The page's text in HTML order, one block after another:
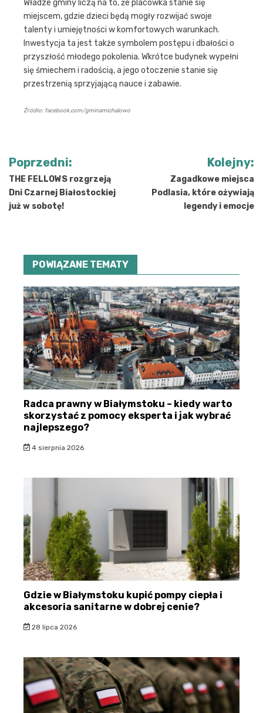
Władze gminy liczą na to, że placówka stanie się
miejscem, gdzie dzieci będą mogły rozwijać swoje
talenty i umiejętności w komfortowych warunkach.
Inwestycja ta jest także symbolem postępu i dbałości o
przyszłość młodego pokolenia. Wkrótce budynek wypełni
się śmiechem i radością, a jego otoczenie stanie się
przestrzenią sprzyjającą nauce i zabawie.
Źródło: facebook.com/gminamichalowo
Nawigacja
wpisu
Poprzedni:
THE FELLOWS rozgrzeją
Dni Czarnej Białostockiej
już w sobotę!
Kolejny:
Zagadkowe miejsca
Podlasia, które ożywiają
legendy i emocje
POWIĄZANE TEMATY
Radca prawny w Białymstoku – kiedy warto
skorzystać z pomocy eksperta i jak wybrać
najlepszego?
4 sierpnia 2026
Gdzie w Białymstoku kupić pompy ciepła i
akcesoria sanitarne w dobrej cenie?
28 lipca 2026